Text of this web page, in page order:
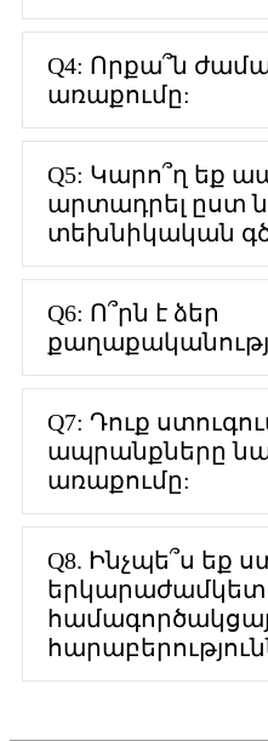
Q4: Որքա՞ն
առաքումը:
Q5: Կարո՞ղ եք
արտադրել ըստ
տեխնիկական
Q6: Ո՞րն է ձեր
Q7: Դուք
ապրանքները
առաքումը:
Q8. Ինչպե՞ս եք
երկարաժամկետ